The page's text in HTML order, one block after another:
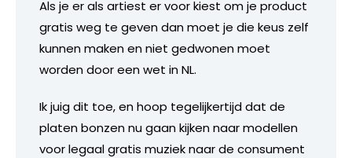
Als je er als artiest er voor kiest om je product
gratis weg te geven dan moet je die keus zelf
kunnen maken en niet gedwonen moet
worden door een wet in NL.
Ik juig dit toe, en hoop tegelijkertijd dat de
platen bonzen nu gaan kijken naar modellen
voor legaal gratis muziek naar de consument